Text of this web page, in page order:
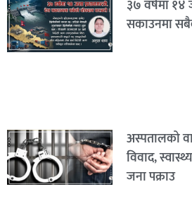
३७ वर्षमा १४
सकाउनमा
अस्पतालको
विवाद,
जना पक्राउ